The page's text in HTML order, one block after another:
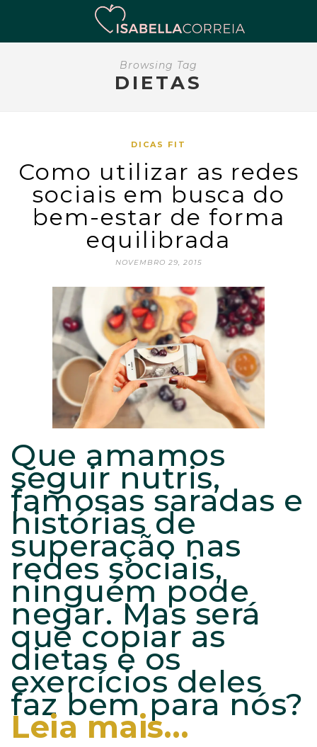
Browsing Tag
DIETAS
DICAS FIT
Como utilizar as redes
sociais em busca do
bem-estar de forma
equilibrada
NOVEMBRO 29, 2015
Que amamos
seguir nutris,
famosas saradas e
histórias de
superação nas
redes sociais,
ninguém pode
negar. Mas será
que copiar as
dietas e os
exercícios deles
faz bem para nós?
Leia mais…